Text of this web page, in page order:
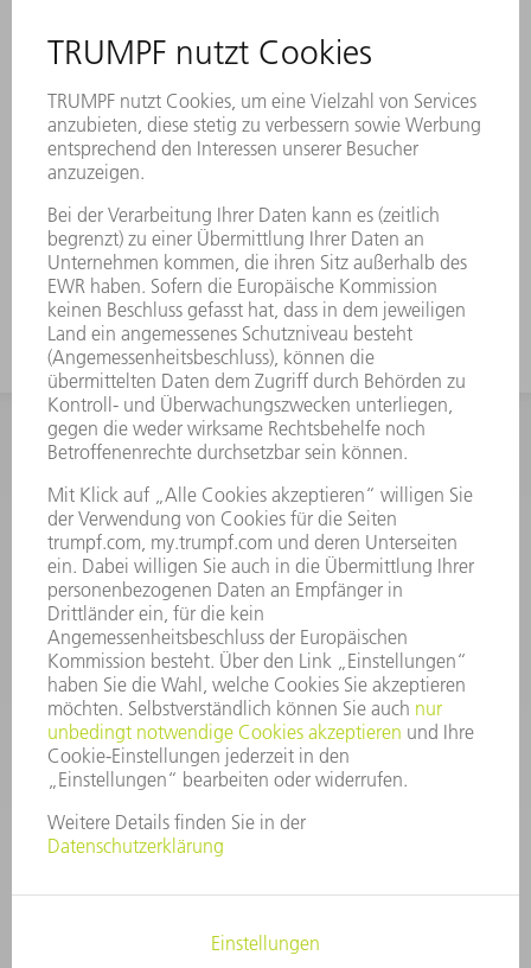
INFORMATION
Häufig gestellte Fragen
Allgemeine Geschäftsbedingungen
KONTAKT
After Sales
+43722160396550
Mo - Do: 08:00 -17:30 Uhr
Fr: 08:00 -16:30 Uhr
ersatzteile@at.trumpf.com